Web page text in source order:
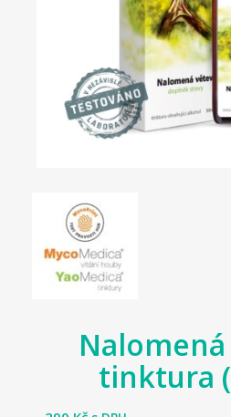
tinktura